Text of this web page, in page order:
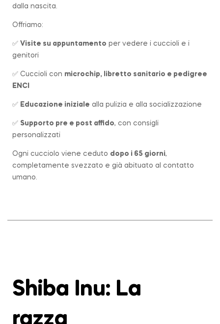
dalla nascita.
Offriamo:
✅ Visite su appuntamento per vedere i cuccioli e i
genitori
✅ Cuccioli con microchip, libretto sanitario e pedigree
ENCI
✅ Educazione iniziale alla pulizia e alla socializzazione
✅ Supporto pre e post affido, con consigli
personalizzati
Ogni cucciolo viene ceduto dopo i 65 giorni,
completamente svezzato e già abituato al contatto
umano.
Shiba Inu: La
razza